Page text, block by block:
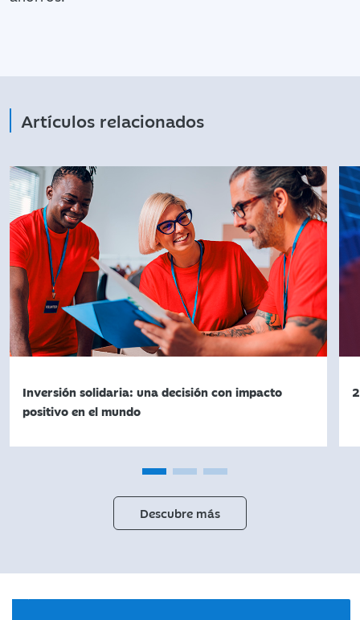
Artículos relacionados
Inversión solidaria: una decisión con impacto
positivo en el mundo
Descubre más